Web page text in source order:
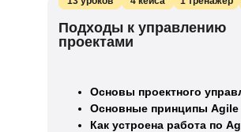
Подходы к управлению
проектами
Основы проектного
Основные принципы Agile
Как устроена работа по